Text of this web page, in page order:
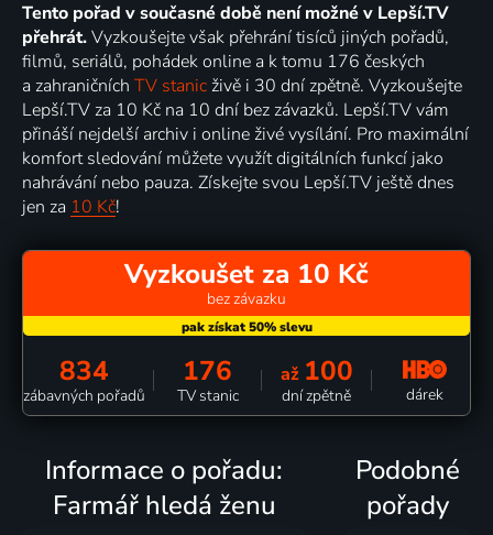
Tento pořad v současné době není možné v Lepší.TV
přehrát.Vyzkoušejte však přehrání tisíců jiných pořadů,
filmů, seriálů, pohádek online a k tomu 176 českých
a zahraničních TV stanic živě i 30 dní zpětně. Vyzkoušejte
Lepší.TV za 10 Kč na 10 dní bez závazků. Lepší.TV vám
přináší nejdelší archiv i online živé vysílání. Pro maximální
komfort sledování můžete využít digitálních funkcí jako
nahrávání nebo pauza. Získejte svou Lepší.TV ještě dnes
jen za 10 Kč!
Vyzkoušet za 10 Kč
bez závazku
834
zábavných pořadů
176
TV stanic
až 100
dní zpětně dárek
Informace o pořadu:
Farmář hledá ženu
Podobné
pořady